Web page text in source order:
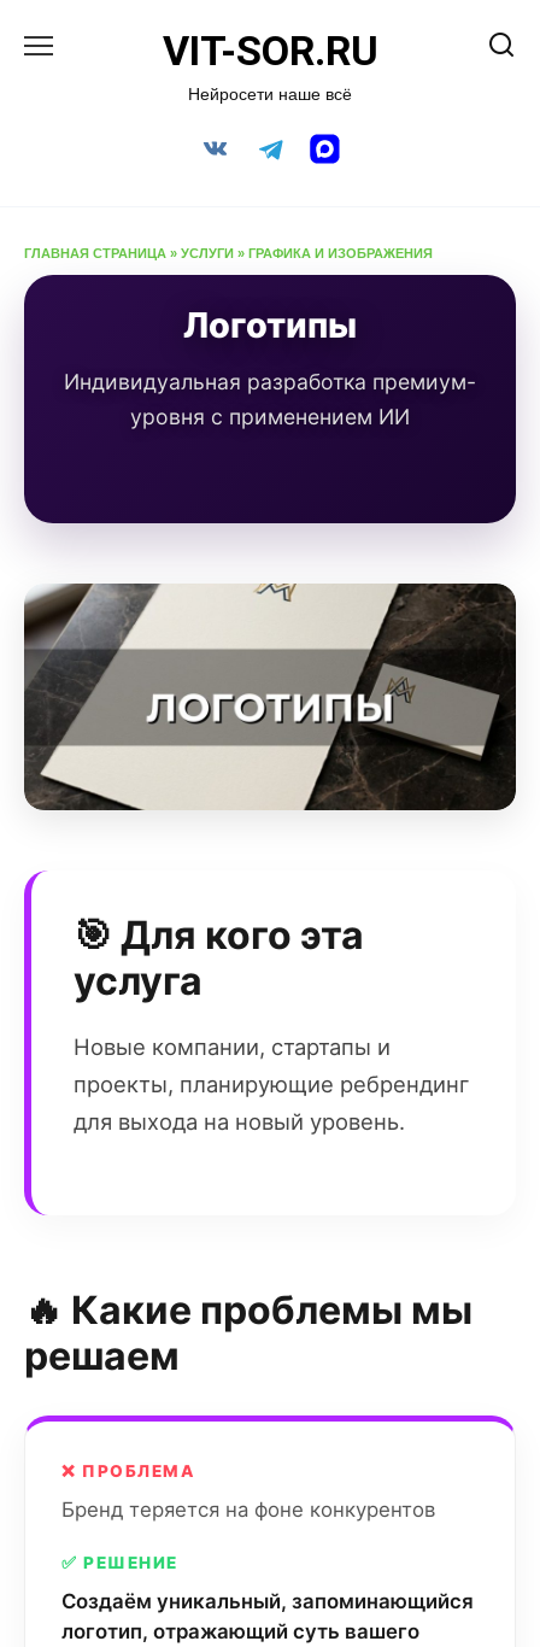
VIT-SOR.RU
Нейросети наше всё
ГЛАВНАЯ СТРАНИЦА » УСЛУГИ » ГРАФИКА И ИЗОБРАЖЕНИЯ
Логотипы
Индивидуальная разработка премиум-
уровня с применением ИИ
🎯 Для кого эта
услуга
Новые компании, стартапы и
проекты, планирующие ребрендинг
для выхода на новый уровень.
🔥 Какие проблемы мы
решаем
❌ ПРОБЛЕМА
Бренд теряется на фоне конкурентов
✅ РЕШЕНИЕ
Создаём уникальный, запоминающийся
логотип, отражающий суть вашего